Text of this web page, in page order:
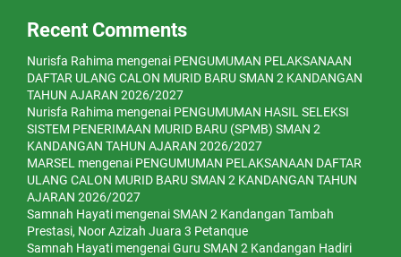
Recent Comments
Nurisfa Rahima mengenai PENGUMUMAN PELAKSANAAN
DAFTAR ULANG CALON MURID BARU SMAN 2 KANDANGAN
TAHUN AJARAN 2026/2027
Nurisfa Rahima mengenai PENGUMUMAN HASIL SELEKSI
SISTEM PENERIMAAN MURID BARU (SPMB) SMAN 2
KANDANGAN TAHUN AJARAN 2026/2027
MARSEL mengenai PENGUMUMAN PELAKSANAAN DAFTAR
ULANG CALON MURID BARU SMAN 2 KANDANGAN TAHUN
AJARAN 2026/2027
Samnah Hayati mengenaiSMAN 2 Kandangan Tambah
Prestasi, Noor Azizah Juara 3 Petanque
Samnah Hayati mengenaiGuru SMAN 2 Kandangan Hadiri